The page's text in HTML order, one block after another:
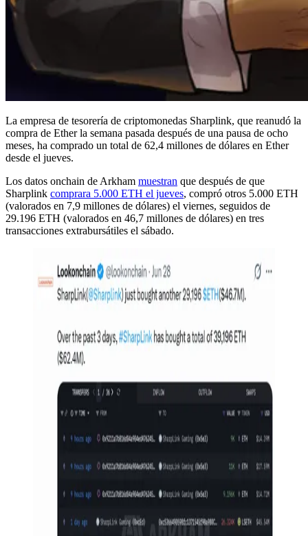
La empresa de tesorería de criptomonedas Sharplink, que reanudó la
compra de Ether la semana pasada después de una pausa de ocho
meses, ha comprado un total de 62,4 millones de dólares en Ether
desde el jueves.
Los datos onchain de Arkham muestran que después de que
Sharplink comprara 5.000 ETH el jueves, compró otros 5.000 ETH
(valorados en 7,9 millones de dólares) el viernes, seguidos de
29.196 ETH (valorados en 46,7 millones de dólares) en tres
transacciones extrabursátiles el sábado.